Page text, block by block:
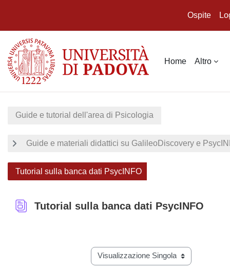
Ospite
Home Altro
Guide e tutorial dell'area di Psicologia
Guide e materiali didattici su GalileoDiscovery e
Tutorial sulla banca dati PsycINFO
Tutorial sulla banca dati PsycINFO
Navigazione terziaria modalità